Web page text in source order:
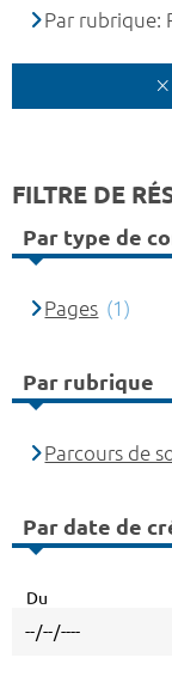
Par rubrique:
FILTRE DE
Par type de
Pages (1)
Par rubrique
Parcours de
Par date de
Du